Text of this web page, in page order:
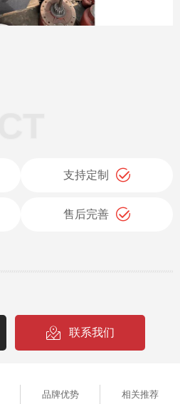
支持定制
售后完善
联系我们
品牌优势 相关推荐